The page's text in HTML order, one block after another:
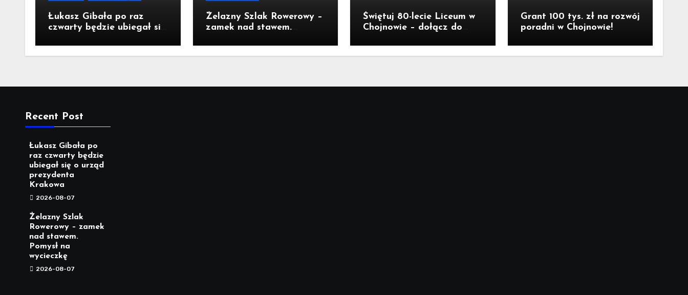
Łukasz Gibała po raz
czwarty będzie ubiegał się
Krakowa
Żelazny Szlak Rowerowy –
zamek nad stawem.
Świętuj 80-lecie Liceum w
Chojnowie – dołącz do
Grant 100 tys. zł na rozwój
poradni w Chojnowie!
Recent Post
Łukasz Gibała po
raz czwarty będzie
ubiegał się o urząd
prezydenta
Krakowa
2026-08-07
Żelazny Szlak
Rowerowy – zamek
nad stawem.
Pomysł na
wycieczkę
2026-08-07